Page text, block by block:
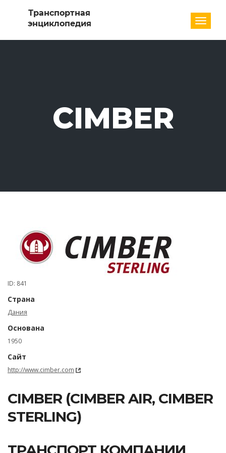
CIMBER
ID: 841
Страна
Дания
Основана
1950
Сайт
http://www.cimber.com
CIMBER (CIMBER AIR, CIMBER
STERLING)